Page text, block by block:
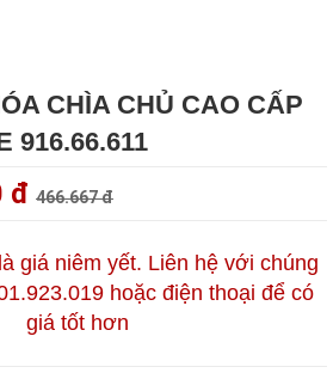
CHÌA CHỦ CAO CẤP
916.66.611
đ 466.667 đ
giá niêm yết. Liên hệ với chúng
hoặc điện thoại để có
giá tốt hơn